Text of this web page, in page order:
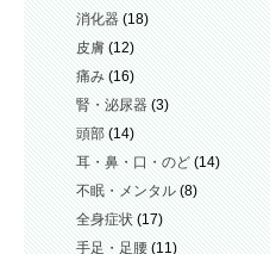
消化器 (18)
皮膚 (12)
痛み (16)
腎・泌尿器 (3)
頭部 (14)
耳・鼻・口・のど (14)
不眠・メンタル (8)
全身症状 (17)
手足・足腰 (11)